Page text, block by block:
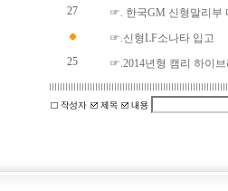
27
☞. 한국GM 신형말리부
☞.신형LF소나타 입고
25
☞.2014년형 캠리 하이